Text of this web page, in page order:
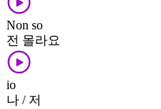
Non so
전 몰라요
io
나 / 저